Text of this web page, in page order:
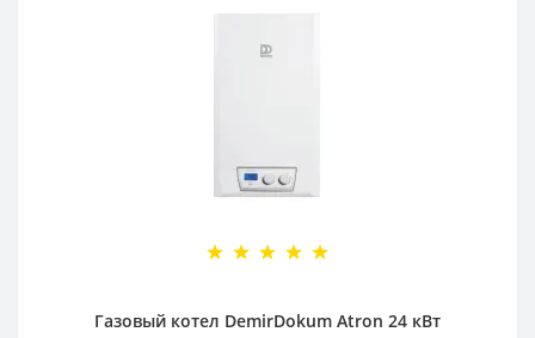
Газовый котел DemirDokum Atron 24 кВт